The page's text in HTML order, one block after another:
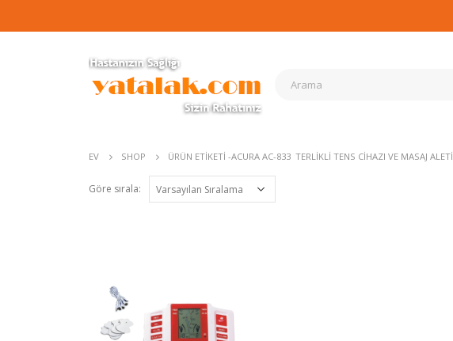
EV SHOP ÜRÜN ETIKETI -ACURA AC-833 TERLIKLI TENS CIHAZI VE MASAJ ALETI
Göre sırala: